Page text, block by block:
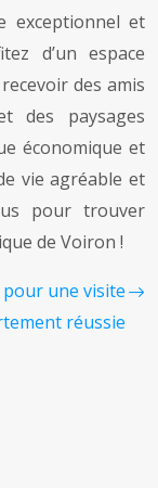
exceptionnel et
d’un espace
des amis
des paysages
économique et
vie agréable et
pour trouver
de Voiron !
pour une visite
réussie